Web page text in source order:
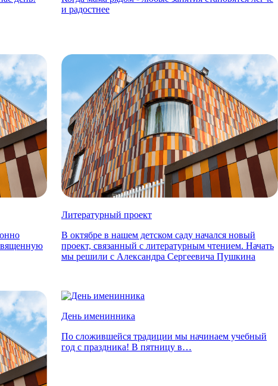
и радостнее
Литературный проект
В октябре в нашем детском саду начался новый
проект, связанный с литературным чтением. Начать
мы решили с Александра Сергеевича Пушкина
День именинника
По сложившейся традиции мы начинаем учебный
год с праздника! В пятницу в…